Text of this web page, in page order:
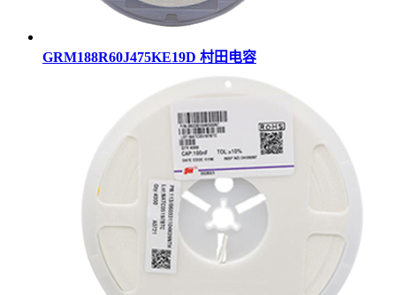
GRM188R60J475KE19D 村田电容